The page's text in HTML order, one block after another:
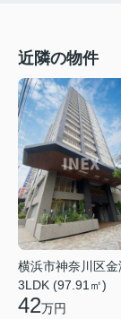
近隣の物件
横浜市神奈川区金
3LDK (97.91㎡)
42万円